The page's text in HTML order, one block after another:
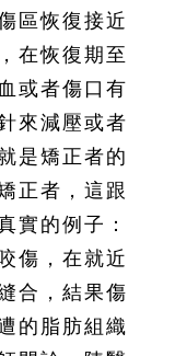
區恢復接近
在恢復期至
或者傷口有
來減壓或者
是矯正者的
正者，這跟
實的例子：
傷，在就近
合，結果傷
的脂肪組織